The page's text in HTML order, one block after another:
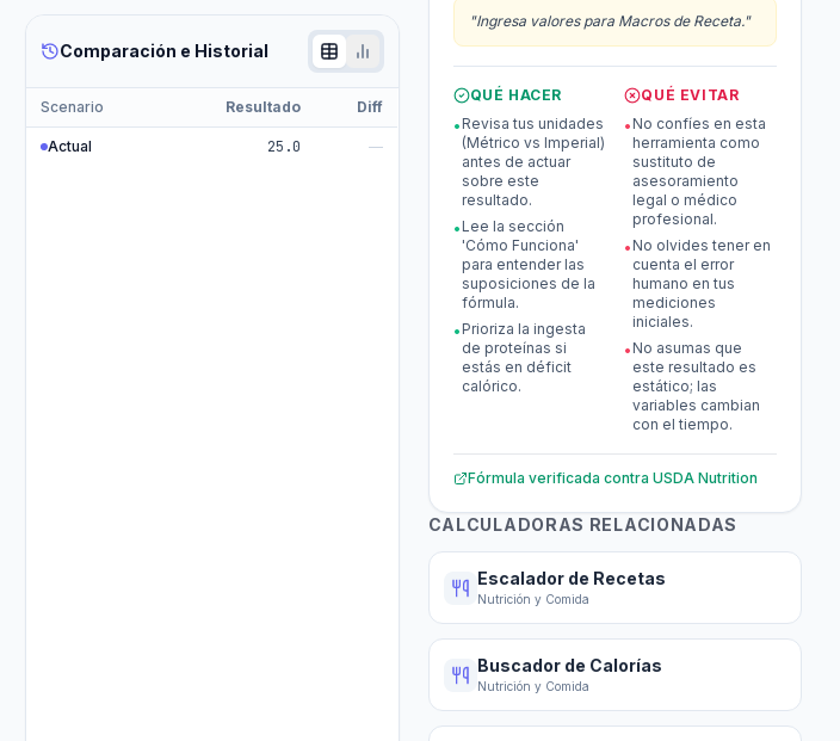
Comparación e Historial
Scenario Resultado Diff
Actual 25.0 —
"Ingresa valores para Macros de Receta."
QUÉ HACER
• Revisa tus unidades
(Métrico vs Imperial)
antes de actuar
sobre este
resultado.
• Lee la sección
'Cómo Funciona'
para entender las
suposiciones de la
fórmula.
• Prioriza la ingesta
de proteínas si
estás en déficit
calórico.
QUÉ EVITAR
• No confíes en esta
herramienta como
sustituto de
asesoramiento
legal o médico
profesional.
• No olvides tener en
cuenta el error
humano en tus
mediciones
iniciales.
• No asumas que
este resultado es
estático; las
variables cambian
con el tiempo.
Fórmula verificada contra USDA Nutrition
CALCULADORAS RELACIONADAS
Escalador de Recetas
Nutrición y Comida
Buscador de Calorías
Nutrición y Comida